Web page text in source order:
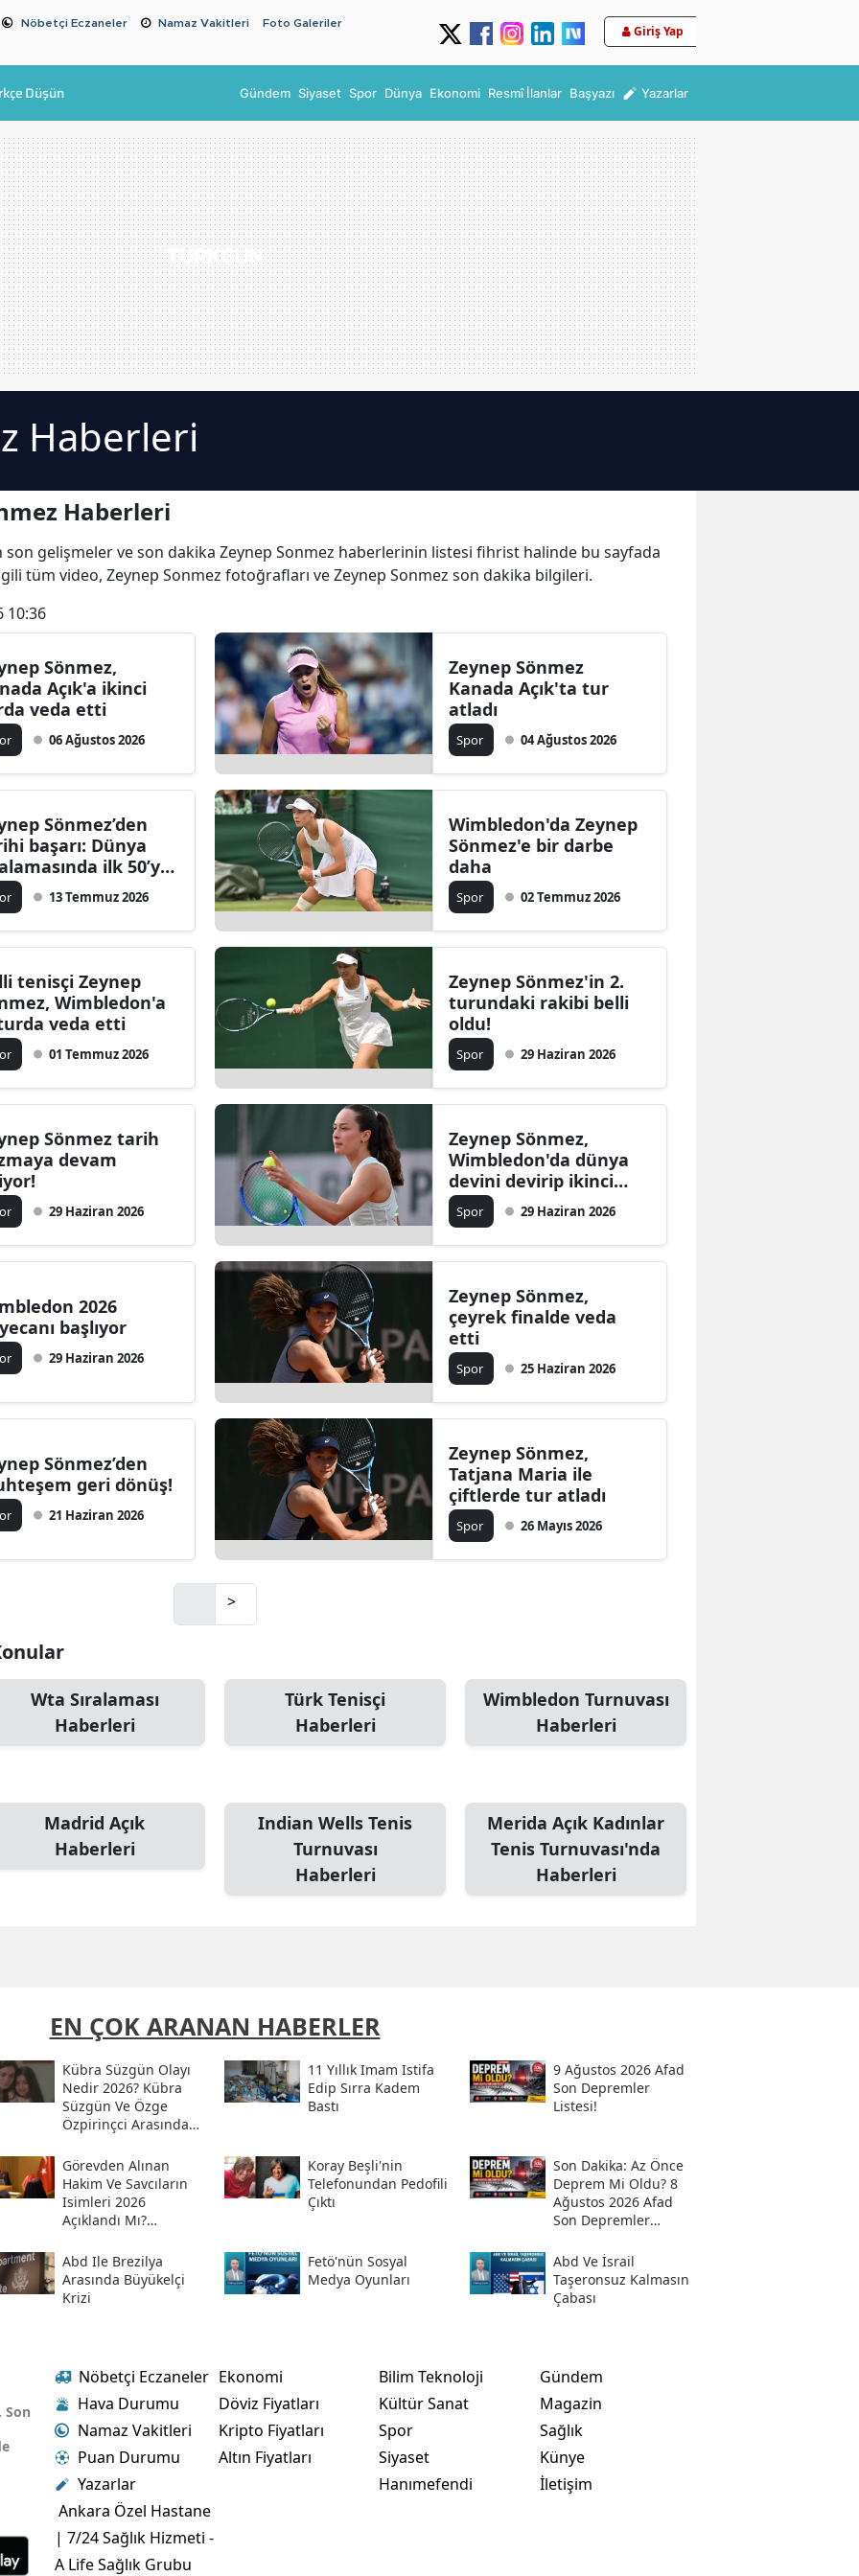
Nöbetçi Eczaneler Namaz Vakitleri
Foto Galeriler
Giriş Yap
Düşün Gündem Siyaset Spor Dünya Ekonomi Resmî İlanlar Başyazı Yazarlar
Haberleri
Haberleri
gelişmeler ve son dakika Zeynep Sonmez haberlerinin listesi fihrist halinde bu sayfada
tüm video, Zeynep Sonmez fotoğrafları ve Zeynep Sonmez son dakika bilgileri.
10:36
Sönmez,
Açık'a ikinci
veda etti
06 Ağustos 2026
Zeynep Sönmez
Kanada Açık'ta tur
atladı
Spor 04 Ağustos 2026
Sönmez’den
başarı: Dünya
ilk 50’ye
ilk türk tenisçi!
13 Temmuz 2026
Wimbledon'da Zeynep
Sönmez'e bir darbe
daha
Spor 02 Temmuz 2026
tenisçi Zeynep
Wimbledon'a
veda etti
01 Temmuz 2026
Zeynep Sönmez'in 2.
turundaki rakibi belli
oldu!
Spor 29 Haziran 2026
Sönmez tarih
devam
29 Haziran 2026
Zeynep Sönmez,
Wimbledon'da dünya
devini devirip ikinci
tura çıktı
Spor 29 Haziran 2026
2026
başlıyor
29 Haziran 2026
Zeynep Sönmez,
çeyrek finalde veda
etti
Spor 25 Haziran 2026
Sönmez’den
geri dönüş!
21 Haziran 2026
Zeynep Sönmez,
Tatjana Maria ile
çiftlerde tur atladı
Spor 26 Mayıs 2026
>
Wta Sıralaması
Haberleri
Türk Tenisçi
Haberleri
Wimbledon Turnuvası
Haberleri
Madrid Açık
Haberleri
Indian Wells Tenis
Turnuvası
Haberleri
Merida Açık Kadınlar
Tenis Turnuvası'nda
Haberleri
EN ÇOK ARANAN HABERLER
Kübra Süzgün Olayı
Nedir 2026? Kübra
Süzgün Ve Özge
Özpirinçci Arasında
11 Yıllık Imam Istifa
Edip Sırra Kadem
Bastı
9 Ağustos 2026 Afad
Son Depremler
Listesi!
Görevden Alınan
Hakim Ve Savcıların
Isimleri 2026
Açıklandı Mı?
Edilen Hakim Ve
Savcılar Isim Listesi
Koray Beşli'nin
Telefonundan Pedofili
Çıktı
Son Daki̇ka: Az Önce
Deprem Mi Oldu? 8
Ağustos 2026 Afad
Son Depremler
Abd Ile Brezilya
Arasında Büyükelçi
Krizi
Fetö'nün Sosyal
Medya Oyunları
Abd Ve İsrail
Taşeronsuz Kalmasın
Çabası
Son
Nöbetçi Eczaneler
Hava Durumu
Namaz Vakitleri
Puan Durumu
Yazarlar
Ankara Özel Hastane
| 7/24 Sağlık Hizmeti -
A Life Sağlık Grubu
Ekonomi
Döviz Fiyatları
Kripto Fiyatları
Altın Fiyatları
Bilim Teknoloji
Kültür Sanat
Spor
Siyaset
Hanımefendi
Gündem
Magazin
Sağlık
Künye
İletişim